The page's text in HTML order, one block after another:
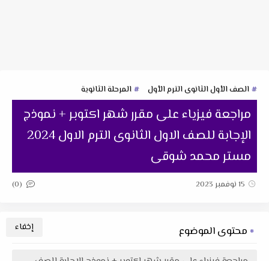
الصف الأول الثانوى الترم الأول المرحلة الثانوية
مراجعة فيزياء على مقرر شهر اكتوبر + نموذج
الإجابة للصف الاول الثانوى الترم الاول 2024
مستر محمد شوقى
15 نوفمبر 2023 (0)
محتوى الموضوع